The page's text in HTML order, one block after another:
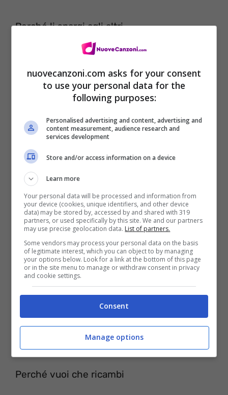
Perché li spargi agli altri
In certi istanti poi li guardi come guardi me
Li userai per controllarmi
Ma per emozionarmi mi serve un negozio
d’armi
Non mi calmi e BANG
Odio i miei sorrisi astratti
Perché vuoi che ricambi
nuovecanzoni.com asks for your consent
to use your personal data for the
following purposes:
Personalised advertising and content, advertising and
content measurement, audience research and
services development
Store and/or access information on a device
Learn more
Your personal data will be processed and information from
your device (cookies, unique identifiers, and other device
data) may be stored by, accessed by and shared with 319
partners, or used specifically by this site. We and our partners
may use precise geolocation data. List of partners.
Some vendors may process your personal data on the basis
of legitimate interest, which you can object to by managing
your options below. Look for a link at the bottom of this page
or in the site menu to manage or withdraw consent in privacy
and cookie settings.
Consent
Manage options